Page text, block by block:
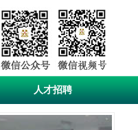
人才招聘